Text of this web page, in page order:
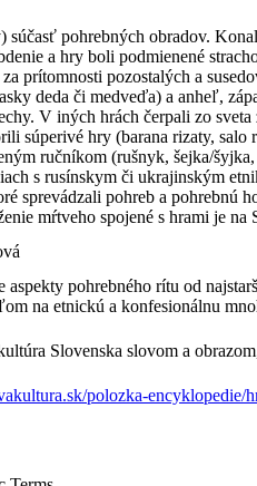
súčasť pohrebných obradov.
a hry boli podmienené
prítomnosti pozostalých a
deda či medveďa) a anheľ,
V iných hrách čerpali zo
súperivé hry (barana rizaty, salo
ručníkom (rušnyk, šejka/
s rusínskym či ukrajinským
sprevádzali pohreb a pohrebnú
mŕtveho spojené s hrami je
aspekty pohrebného rítu od
na etnickú a konfesionálnu
Slovenska slovom a
polozka-encyklopedie/